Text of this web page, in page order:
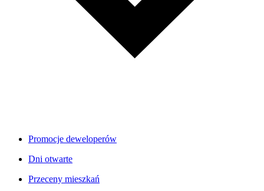
Promocje deweloperów
Dni otwarte
Przeceny mieszkań